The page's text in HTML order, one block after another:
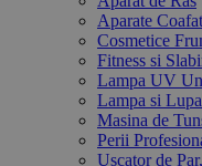
Aparate Coafat
Cosmetice
Fitness si
Lampa UV
Lampa si
Masina de
Perii
Uscator de